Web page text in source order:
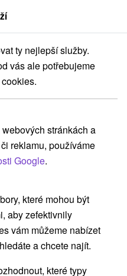
v lázních Žilinský kraj
kraj
(37)
pobyty(53)
ty nejlepší služby.
vás ale potřebujeme
stránkách a
reklamu, používáme
Google.
které mohou být
aby zefektivnily
vám můžeme nabízet
a chcete najít.
které typy